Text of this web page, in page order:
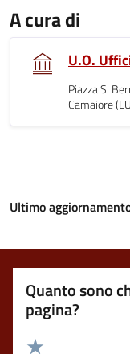
A cura di
U.O.
Piazza S.
Camaiore
Ultimo
Quanto sono
pagina?